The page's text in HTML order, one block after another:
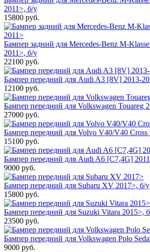
2011>, б/у
15800 руб.
Бампер задний для Mercedes-Benz M-
2011>, б/у
22100 руб.
Бампер передний для Audi A3 [8V] 2013-
12100 руб.
Бампер передний для Volkswagen Touareg
27000 руб.
Бампер передний для Volvo V40/V40 Cross
15100 руб.
Бампер передний для Audi A6 [C7,4G]
9000 руб.
Бампер передний для Subaru XV 2017>, б/у
15800 руб.
Бампер передний для Suzuki Vitara 2015>,
23500 руб.
Бампер передний для Volkswagen Polo
9000 руб.